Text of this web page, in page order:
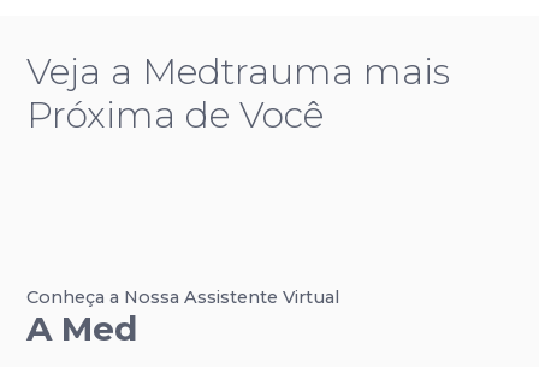
Veja a Medtrauma mais
Próxima de Você
Conheça a Nossa Assistente Virtual
A Med